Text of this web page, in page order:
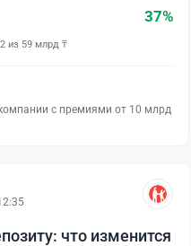
37%
из 59 млрд ₸
с премиями от 10 млрд
что изменится